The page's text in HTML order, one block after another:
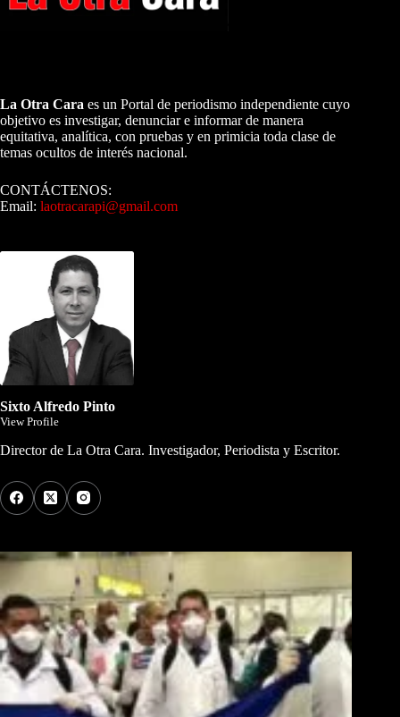
La Otra Cara es un Portal de periodismo independiente cuyo
objetivo es investigar, denunciar e informar de manera
equitativa, analítica, con pruebas y en primicia toda clase de
temas ocultos de interés nacional.
CONTÁCTENOS:
Email: laotracarapi@gmail.com
Sixto Alfredo Pinto
View Profile
Director de La Otra Cara. Investigador, Periodista y Escritor.